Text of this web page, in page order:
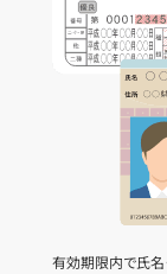
有効期限内で氏名